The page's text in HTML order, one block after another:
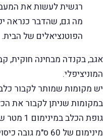
רגשית לעשות את
מה גם, שהדבר כנראה
הפוטנציאלים של הבית.
אגב, בקנדה מבחינה חוקית,
המוניציפלי.
יש מקומות שמותר לקבור
במקומות שניתן לקבור את
גופת
מינימום של 60 ס"מ גובה כיסוי.